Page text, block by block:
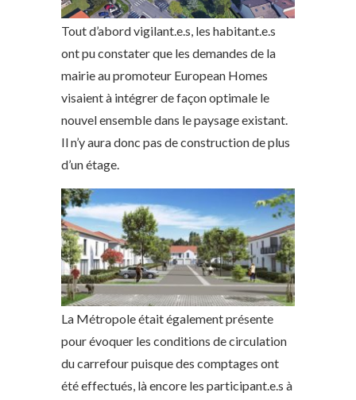
Tout d’abord vigilant.e.s, les habitant.e.s
ont pu constater que les demandes de la
mairie au promoteur European Homes
visaient à intégrer de façon optimale le
nouvel ensemble dans le paysage existant.
Il n’y aura donc pas de construction de plus
d’un étage.
La Métropole était également présente
pour évoquer les conditions de circulation
du carrefour puisque des comptages ont
été effectués, là encore les participant.e.s à